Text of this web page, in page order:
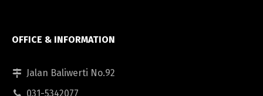
OFFICE & INFORMATION
Jalan Baliwerti No.92
031-5342077